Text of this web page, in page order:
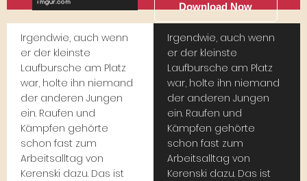
Download Now
Irgendwie, auch wenn
er der kleinste
Laufbursche am Platz
war, holte ihn niemand
der anderen Jungen
ein. Raufen und
Kämpfen gehörte
schon fast zum
Arbeitsalltag von
Kerenski dazu. Das ist
Irgendwie, auch wenn
er der kleinste
Laufbursche am Platz
war, holte ihn niemand
der anderen Jungen
ein. Raufen und
Kämpfen gehörte
schon fast zum
Arbeitsalltag von
Kerenski dazu. Das ist